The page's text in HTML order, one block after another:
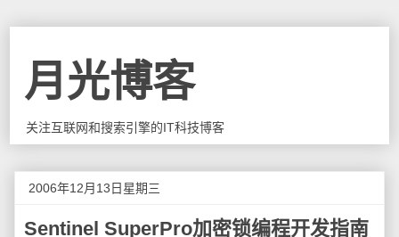
月光博客
关注互联网和搜索引擎的IT科技博客
2006年12月13日星期三
Sentinel SuperPro加密锁编程开发指南